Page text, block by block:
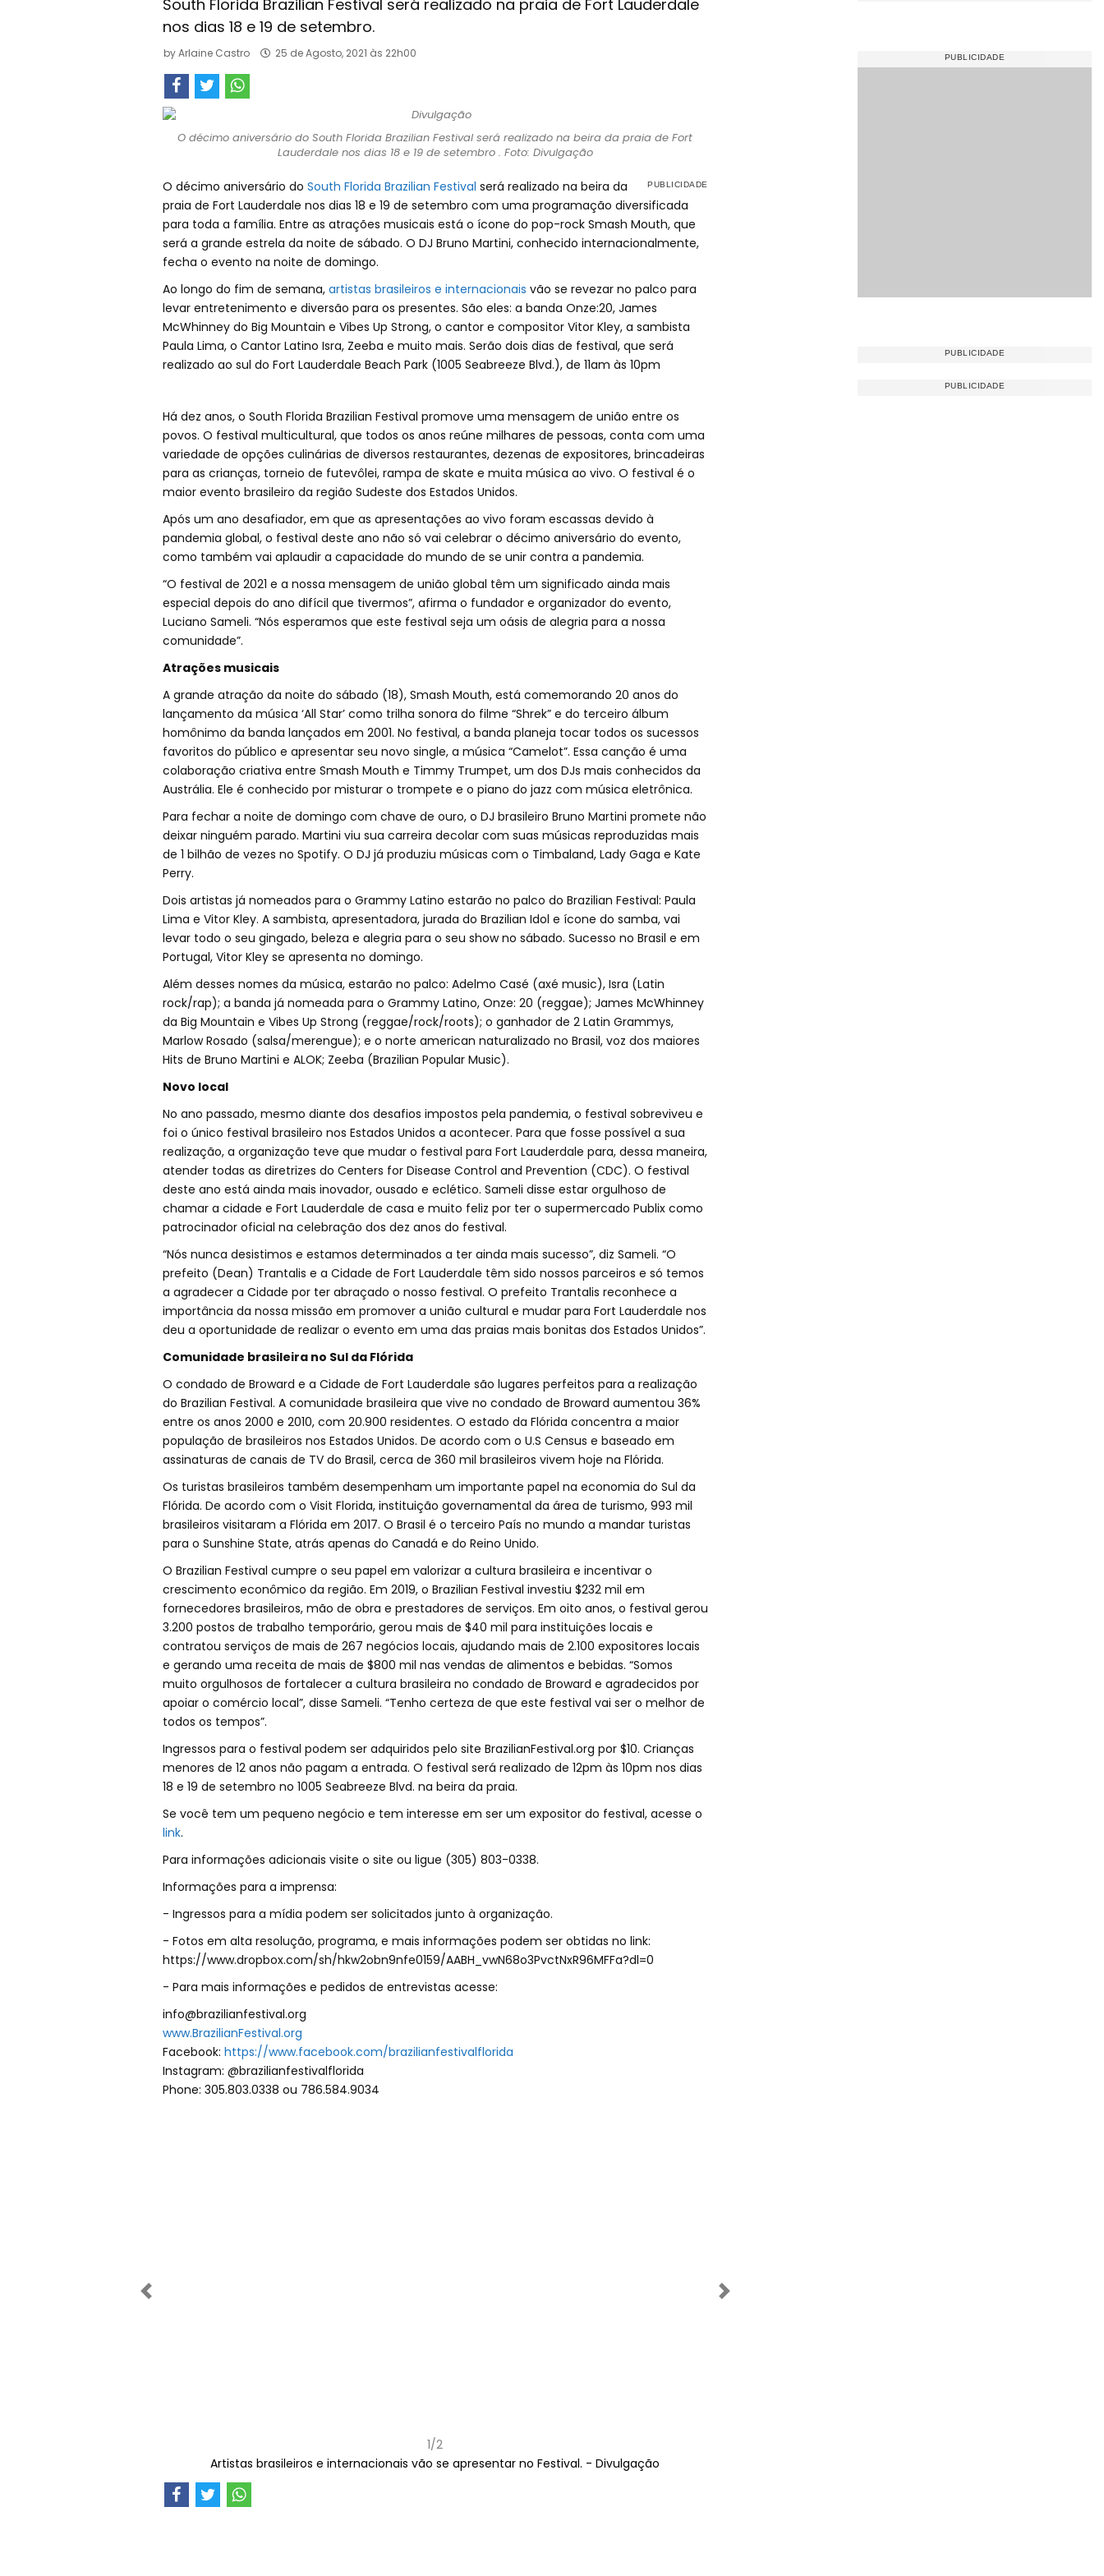
South Florida Brazilian Festival será realizado na praia de Fort Lauderdale
nos dias 18 e 19 de setembro.
byArlaine Castro 25 de Agosto, 2021 às 22h00
O décimo aniversário do South Florida Brazilian Festival será realizado na beira da praia de Fort
Lauderdale nos dias 18 e 19 de setembro . Foto: Divulgação
O décimo aniversário do South Florida Brazilian Festival será realizado na beira da
praia de Fort Lauderdale nos dias 18 e 19 de setembro com uma programação diversificada
para toda a família. Entre as atrações musicais está o ícone do pop-rock Smash Mouth, que
será a grande estrela da noite de sábado. O DJ Bruno Martini, conhecido internacionalmente,
fecha o evento na noite de domingo.
Ao longo do fim de semana, artistas brasileiros e internacionais vão se revezar no palco para
levar entretenimento e diversão para os presentes. São eles: a banda Onze:20, James
McWhinney do Big Mountain e Vibes Up Strong, o cantor e compositor Vitor Kley, a sambista
Paula Lima, o Cantor Latino Isra, Zeeba e muito mais. Serão dois dias de festival, que será
realizado ao sul do Fort Lauderdale Beach Park (1005 Seabreeze Blvd.), de 11am às 10pm
Há dez anos, o South Florida Brazilian Festival promove uma mensagem de união entre os
povos. O festival multicultural, que todos os anos reúne milhares de pessoas, conta com uma
variedade de opções culinárias de diversos restaurantes, dezenas de expositores, brincadeiras
para as crianças, torneio de futevôlei, rampa de skate e muita música ao vivo. O festival é o
maior evento brasileiro da região Sudeste dos Estados Unidos.
Após um ano desafiador, em que as apresentações ao vivo foram escassas devido à
pandemia global, o festival deste ano não só vai celebrar o décimo aniversário do evento,
como também vai aplaudir a capacidade do mundo de se unir contra a pandemia.
“O festival de 2021 e a nossa mensagem de união global têm um significado ainda mais
especial depois do ano difícil que tivermos”, afirma o fundador e organizador do evento,
Luciano Sameli. “Nós esperamos que este festival seja um oásis de alegria para a nossa
comunidade”.
Atrações musicais
A grande atração da noite do sábado (18), Smash Mouth, está comemorando 20 anos do
lançamento da música ‘All Star’ como trilha sonora do filme “Shrek” e do terceiro álbum
homônimo da banda lançados em 2001. No festival, a banda planeja tocar todos os sucessos
favoritos do público e apresentar seu novo single, a música “Camelot”. Essa canção é uma
colaboração criativa entre Smash Mouth e Timmy Trumpet, um dos DJs mais conhecidos da
Austrália. Ele é conhecido por misturar o trompete e o piano do jazz com música eletrônica.
Para fechar a noite de domingo com chave de ouro, o DJ brasileiro Bruno Martini promete não
deixar ninguém parado. Martini viu sua carreira decolar com suas músicas reproduzidas mais
de 1 bilhão de vezes no Spotify. O DJ já produziu músicas com o Timbaland, Lady Gaga e Kate
Perry.
Dois artistas já nomeados para o Grammy Latino estarão no palco do Brazilian Festival: Paula
Lima e Vitor Kley. A sambista, apresentadora, jurada do Brazilian Idol e ícone do samba, vai
levar todo o seu gingado, beleza e alegria para o seu show no sábado. Sucesso no Brasil e em
Portugal, Vitor Kley se apresenta no domingo.
Além desses nomes da música, estarão no palco: Adelmo Casé (axé music), Isra (Latin
rock/rap); a banda já nomeada para o Grammy Latino, Onze: 20 (reggae); James McWhinney
da Big Mountain e Vibes Up Strong (reggae/rock/roots); o ganhador de 2 Latin Grammys,
Marlow Rosado (salsa/merengue); e o norte american naturalizado no Brasil, voz dos maiores
Hits de Bruno Martini e ALOK; Zeeba (Brazilian Popular Music).
Novo local
No ano passado, mesmo diante dos desafios impostos pela pandemia, o festival sobreviveu e
foi o único festival brasileiro nos Estados Unidos a acontecer. Para que fosse possível a sua
realização, a organização teve que mudar o festival para Fort Lauderdale para, dessa maneira,
atender todas as diretrizes do Centers for Disease Control and Prevention (CDC). O festival
deste ano está ainda mais inovador, ousado e eclético. Sameli disse estar orgulhoso de
chamar a cidade e Fort Lauderdale de casa e muito feliz por ter o supermercado Publix como
patrocinador oficial na celebração dos dez anos do festival.
“Nós nunca desistimos e estamos determinados a ter ainda mais sucesso”, diz Sameli. “O
prefeito (Dean) Trantalis e a Cidade de Fort Lauderdale têm sido nossos parceiros e só temos
a agradecer a Cidade por ter abraçado o nosso festival. O prefeito Trantalis reconhece a
importância da nossa missão em promover a união cultural e mudar para Fort Lauderdale nos
deu a oportunidade de realizar o evento em uma das praias mais bonitas dos Estados Unidos”.
Comunidade brasileira no Sul da Flórida
O condado de Broward e a Cidade de Fort Lauderdale são lugares perfeitos para a realização
do Brazilian Festival. A comunidade brasileira que vive no condado de Broward aumentou 36%
entre os anos 2000 e 2010, com 20.900 residentes. O estado da Flórida concentra a maior
população de brasileiros nos Estados Unidos. De acordo com o U.S Census e baseado em
assinaturas de canais de TV do Brasil, cerca de 360 mil brasileiros vivem hoje na Flórida.
Os turistas brasileiros também desempenham um importante papel na economia do Sul da
Flórida. De acordo com o Visit Florida, instituição governamental da área de turismo, 993 mil
brasileiros visitaram a Flórida em 2017. O Brasil é o terceiro País no mundo a mandar turistas
para o Sunshine State, atrás apenas do Canadá e do Reino Unido.
O Brazilian Festival cumpre o seu papel em valorizar a cultura brasileira e incentivar o
crescimento econômico da região. Em 2019, o Brazilian Festival investiu $232 mil em
fornecedores brasileiros, mão de obra e prestadores de serviços. Em oito anos, o festival gerou
3.200 postos de trabalho temporário, gerou mais de $40 mil para instituições locais e
contratou serviços de mais de 267 negócios locais, ajudando mais de 2.100 expositores locais
e gerando uma receita de mais de $800 mil nas vendas de alimentos e bebidas. “Somos
muito orgulhosos de fortalecer a cultura brasileira no condado de Broward e agradecidos por
apoiar o comércio local”, disse Sameli. “Tenho certeza de que este festival vai ser o melhor de
todos os tempos”.
Ingressos para o festival podem ser adquiridos pelo site BrazilianFestival.org por $10. Crianças
menores de 12 anos não pagam a entrada. O festival será realizado de 12pm às 10pm nos dias
18 e 19 de setembro no 1005 Seabreeze Blvd. na beira da praia.
Se você tem um pequeno negócio e tem interesse em ser um expositor do festival, acesse o
link.
Para informações adicionais visite o site ou ligue (305) 803-0338.
Informações para a imprensa:
- Ingressos para a mídia podem ser solicitados junto à organização.
- Fotos em alta resolução, programa, e mais informações podem ser obtidas no link:
https://www.dropbox.com/sh/hkw2obn9nfe0159/AABH_vwN68o3PvctNxR96MFFa?dl=0
- Para mais informações e pedidos de entrevistas acesse:
info@brazilianfestival.org
www.BrazilianFestival.org
Facebook: https://www.facebook.com/brazilianfestivalflorida
Instagram: @brazilianfestivalflorida
Phone: 305.803.0338 ou 786.584.9034
1/2
Artistas brasileiros e internacionais vão se apresentar no Festival. - Divulgação